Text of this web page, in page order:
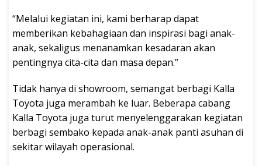
“Melalui kegiatan ini, kami berharap dapat
memberikan kebahagiaan dan inspirasi bagi anak-
anak, sekaligus menanamkan kesadaran akan
pentingnya cita-cita dan masa depan.”
Tidak hanya di showroom, semangat berbagi Kalla
Toyota juga merambah ke luar. Beberapa cabang
Kalla Toyota juga turut menyelenggarakan kegiatan
berbagi sembako kepada anak-anak panti asuhan di
sekitar wilayah operasional.